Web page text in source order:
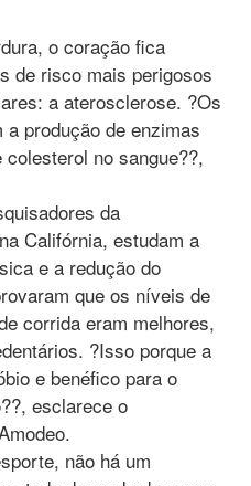
o coração fica
de risco mais perigosos
a aterosclerose. ?Os
produção de enzimas
no sangue??,
da
Califórnia, estudam a
e a redução do
que os níveis de
corrida eram melhores,
?Isso porque a
e benéfico para o
esclarece o
não há um